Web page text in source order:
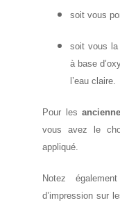
soit vous
soit vous la
à base
l’eau claire.
Pour les
vous avez le
appliqué.
Notez
d’impression sur